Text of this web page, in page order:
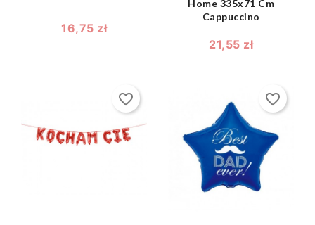
16,75 zł
Home 335x71 Cm
Cappuccino
21,55 zł
shopping_bag 
favorite_border
shopping_bag 
favorite_border